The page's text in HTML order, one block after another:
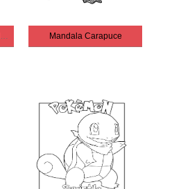
Imprimer Carapuce pour les enfants Mandala Carapuce